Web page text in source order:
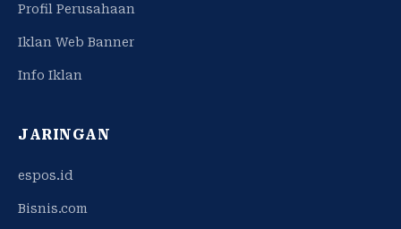
Profil Perusahaan
Iklan Web Banner
Info Iklan
JARINGAN
espos.id
Bisnis.com